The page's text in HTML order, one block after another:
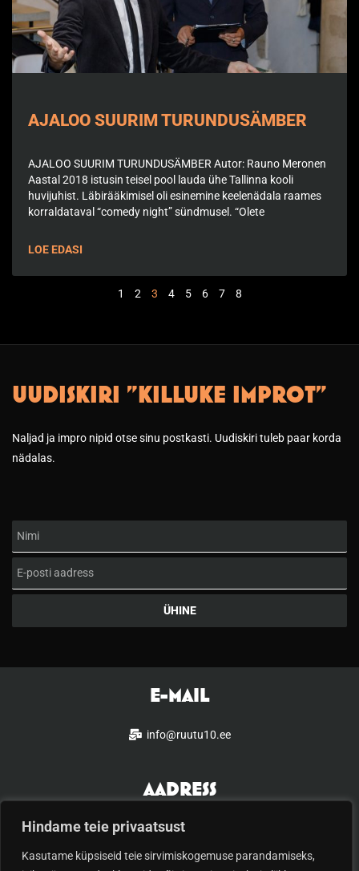
Hindame teie privaatsust
Kasutame küpsiseid teie sirvimiskogemuse parandamiseks,
AJALOO SUURIM TURUNDUSÄMBER
AJALOO SUURIM TURUNDUSÄMBER Autor: Rauno Meronen
Aastal 2018 istusin teisel pool lauda ühe Tallinna kooli
huvijuhist. Läbirääkimisel oli esinemine keelenädala raames
korraldataval “comedy night” sündmusel. “Olete
LOE EDASI
1 2 3 4 5 6 7 8
UUDISKIRI "KILLUKE IMPROT"
Naljad ja impro nipid otse sinu postkasti. Uudiskiri tuleb paar korda
nädalas.
Nimi
Email
ÜHINE
E-MAIL
info@ruutu10.ee
AADRESS
Türi 10c, Tallinn